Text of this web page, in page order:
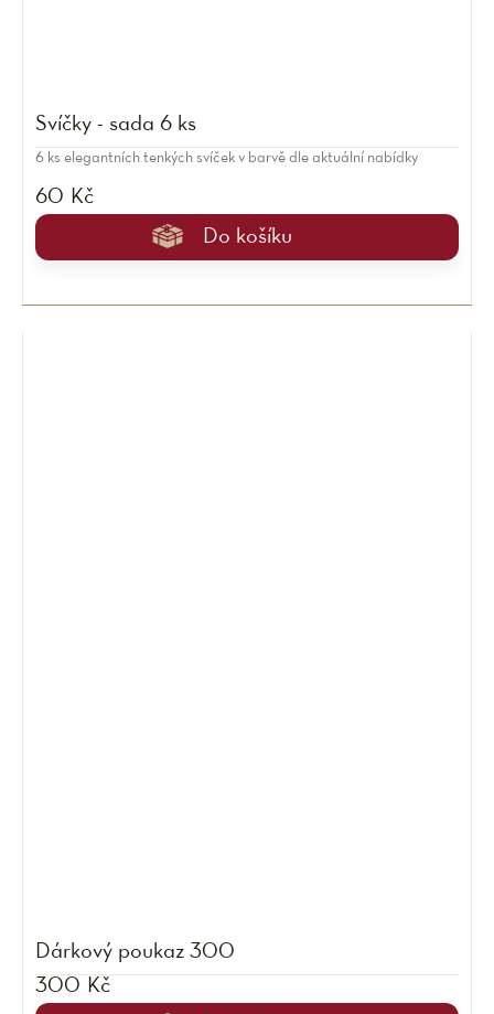
Svíčky - sada 6 ks
60 Kč
Do košíku
6 ks elegantních tenkých svíček v barvě dle aktuální nabídky
Dárkový poukaz 300
300 Kč